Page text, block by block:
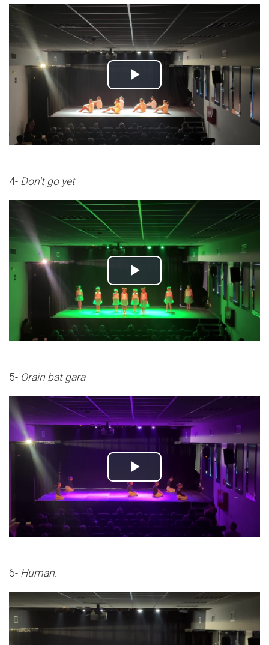
4- Don't go yet.
5- Orain bat gara.
6- Human.